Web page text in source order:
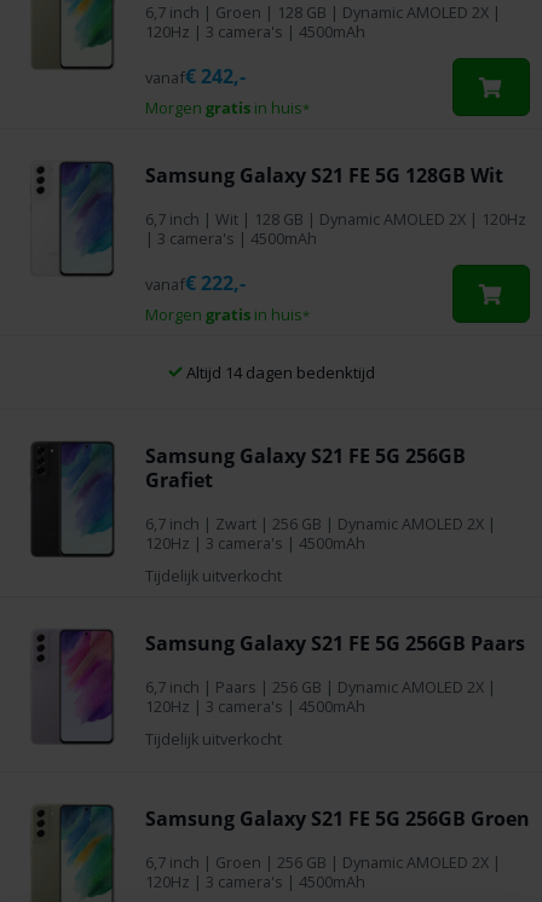
6,7 inch | Groen | 128 GB | Dynamic AMOLED 2X |
120Hz | 3 camera's | 4500mAh
Morgen gratis in huis*
vanaf€ 242,-
Samsung Galaxy S21 FE 5G 128GB Wit
6,7 inch | Wit | 128 GB | Dynamic AMOLED 2X | 120Hz
| 3 camera's | 4500mAh
Morgen gratis in huis*
vanaf€ 222,-
Samsung Galaxy S21 FE 5G 256GB
Grafiet
6,7 inch | Zwart | 256 GB | Dynamic AMOLED 2X |
120Hz | 3 camera's | 4500mAh
Tijdelijk uitverkocht
Samsung Galaxy S21 FE 5G 256GB Paars
6,7 inch | Paars | 256 GB | Dynamic AMOLED 2X |
120Hz | 3 camera's | 4500mAh
Tijdelijk uitverkocht
Altijd 14 dagen bedenktijd
Samsung Galaxy S21 FE 5G 256GB Groen
6,7 inch | Groen | 256 GB | Dynamic AMOLED 2X |
120Hz | 3 camera's | 4500mAh